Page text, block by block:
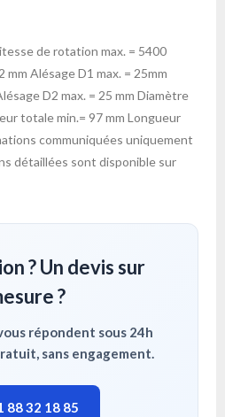
de rotation max. = 5400
Alésage D1 max. = 25mm
D2 max. = 25 mm Diamètre
totale min.= 97 mm Longueur
communiquées uniquement
détaillées sont disponible sur
? Un devis sur
?
répondent sous 24h
sans engagement.
88 32 18 85